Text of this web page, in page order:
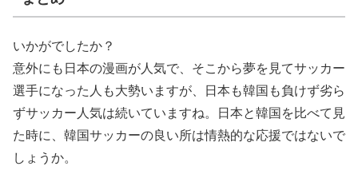
いかがでしたか？
意外にも日本の漫画が人気で、そこから夢を見てサッカー
選手になった人も大勢いますが、日本も韓国も負けず劣ら
ずサッカー人気は続いていますね。日本と韓国を比べて見
た時に、韓国サッカーの良い所は情熱的な応援ではないで
しょうか。